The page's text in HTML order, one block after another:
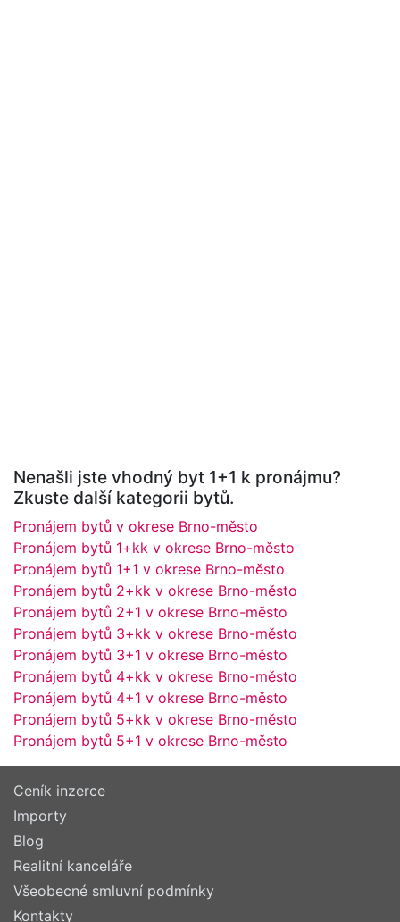
Nenašli jste vhodný byt 1+1 k pronájmu?
Zkuste další kategorii bytů.
Pronájem bytů v okrese Brno-město
Pronájem bytů 1+kk v okrese Brno-město
Pronájem bytů 1+1 v okrese Brno-město
Pronájem bytů 2+kk v okrese Brno-město
Pronájem bytů 2+1 v okrese Brno-město
Pronájem bytů 3+kk v okrese Brno-město
Pronájem bytů 3+1 v okrese Brno-město
Pronájem bytů 4+kk v okrese Brno-město
Pronájem bytů 4+1 v okrese Brno-město
Pronájem bytů 5+kk v okrese Brno-město
Pronájem bytů 5+1 v okrese Brno-město
Ceník inzerce
Importy
Blog
Realitní kanceláře
Všeobecné smluvní podmínky
Kontakty